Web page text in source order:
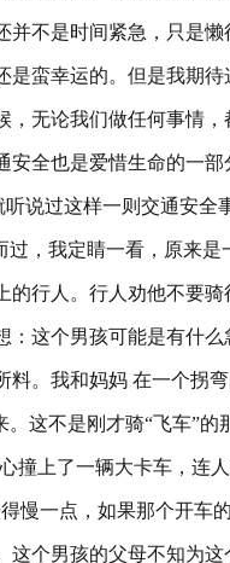
并不是时间紧急，只是
是蛮幸运的。但是我期
，无论我们做任何事情
安全也是爱惜生命的一
说过这样一则交通安全
过，我定睛一看，原来
的行人。行人劝他不要
：这个男孩可能是有什
料。我和妈妈 在一个拐
。这不是刚才骑“飞车”
撞上了一辆大卡车，连人
慢一点，如果那个开
这个男孩的父母不知为